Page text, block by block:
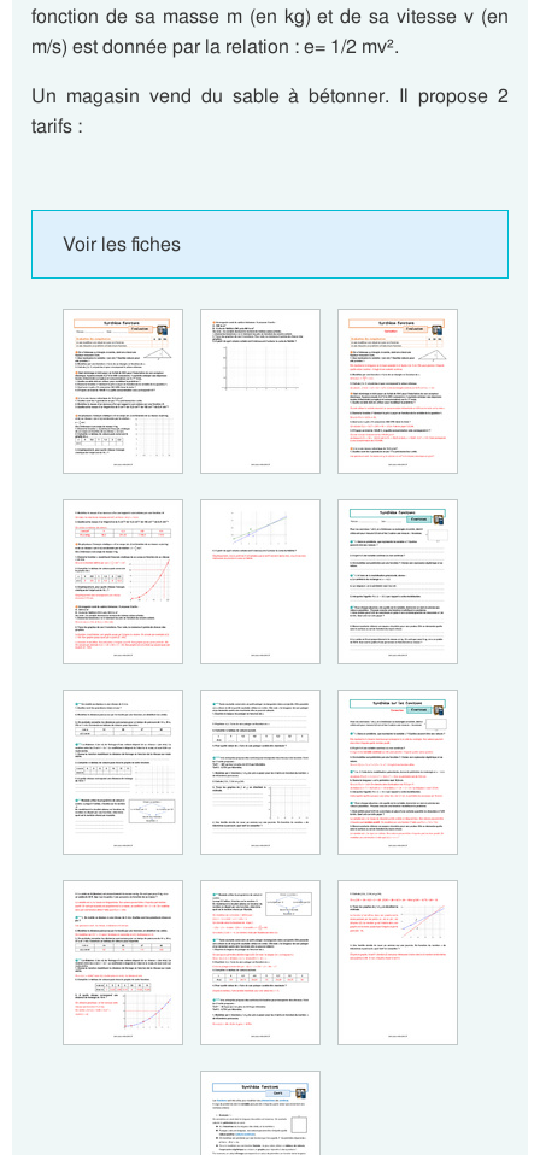
fonction de sa masse m (en kg) et de sa vitesse v (en
m/s) est donnée par la relation : e= 1/2 mv².
Un magasin vend du sable à bétonner. Il propose 2
tarifs :
Voir les fiches